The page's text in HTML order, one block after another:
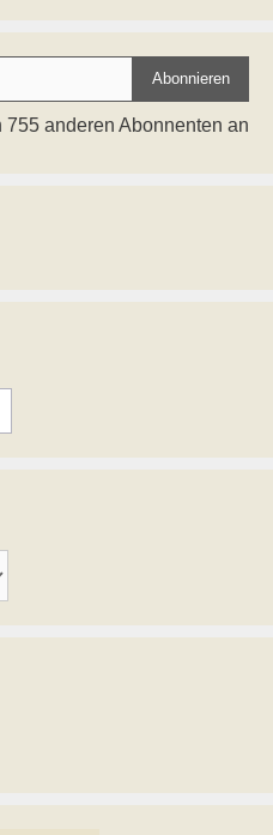
Abonnieren
anderen Abonnenten an